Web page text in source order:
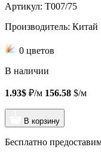
Артикул: T007/75
Производитель: Китай
0 цветов
В наличии
1.93$ ₽/м 156.58 $/м
В корзину
Бесплатно